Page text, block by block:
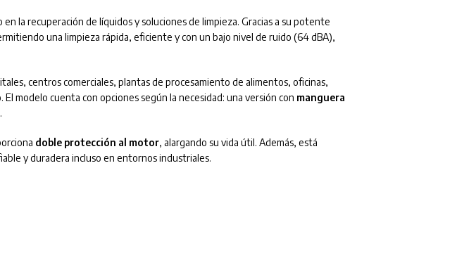
la recuperación de líquidos y soluciones de limpieza. Gracias a su potente
una limpieza rápida, eficiente y con un bajo nivel de ruido (64 dBA),
centros comerciales, plantas de procesamiento de alimentos, oficinas,
modelo cuenta con opciones según la necesidad: una versión con manguera
doble protección al motor, alargando su vida útil. Además, está
y duradera incluso en entornos industriales.